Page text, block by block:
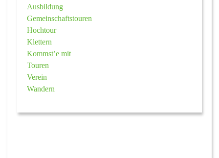
Ausbildung
Gemeinschaftstouren
Hochtour
Klettern
Kommst’e mit
Touren
Verein
Wandern